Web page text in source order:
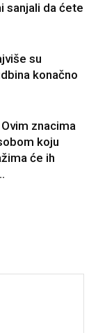
sanjali da ćete
su
konačno
znacima
koju
će ih